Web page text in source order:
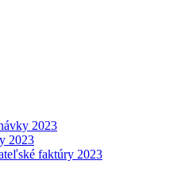
2023
2023
faktúry 2023